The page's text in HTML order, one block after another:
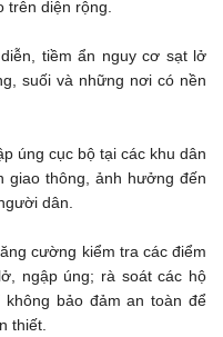
diện rộng.
tiềm ẩn nguy cơ sạt lở
suối và những nơi có nền
úng cục bộ tại các khu dân
giao thông, ảnh hưởng đến
dân.
cường kiểm tra các điểm
ngập úng; rà soát các hộ
bảo đảm an toàn để
thiết.